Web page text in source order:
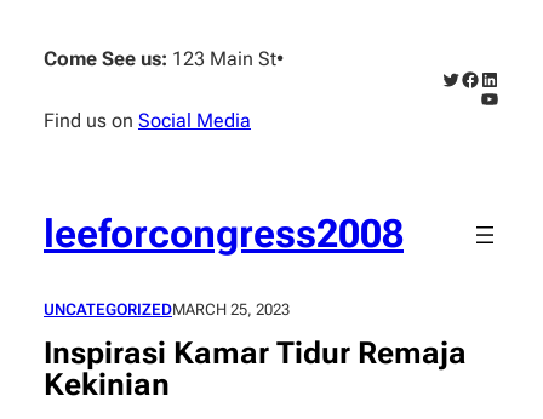
content
Come See us: 123 Main St•
Find us on Social Media
Twitter
Facebook
leeforcongress2008
UNCATEGORIZEDMARCH 25, 2023
Inspirasi Kamar Tidur Remaja
Kekinian